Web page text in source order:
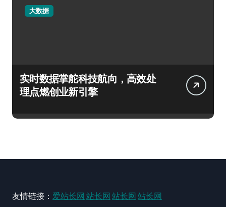
大数据
实时数据掌舵科技航向，高效处
理点燃创业新引擎
友情链接： 爱站长网 站长网 站长网 站长网